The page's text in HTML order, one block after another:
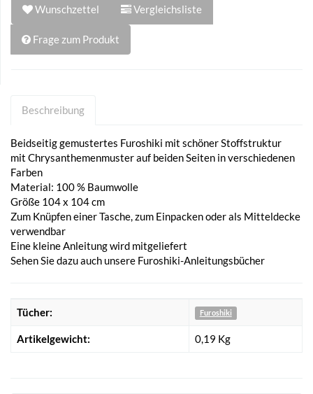
Wunschzettel Vergleichsliste
Frage zum Produkt
Beschreibung
Beidseitig gemustertes Furoshiki mit schöner Stoffstruktur
mit Chrysanthemenmuster auf beiden Seiten in verschiedenen
Farben
Material: 100 % Baumwolle
Größe 104 x 104 cm
Zum Knüpfen einer Tasche, zum Einpacken oder als Mitteldecke
verwendbar
Eine kleine Anleitung wird mitgeliefert
Sehen Sie dazu auch unsere Furoshiki-Anleitungsbücher
Tücher: Furoshiki
Artikelgewicht: 0,19 Kg